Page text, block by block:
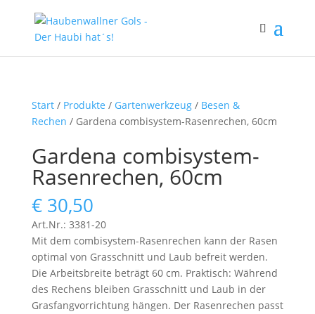
Start/ Produkte / Gartenwerkzeug/ Besen &
Rechen / Gardena combisystem-Rasenrechen, 60cm
Gardena combisystem-
Rasenrechen, 60cm
€30,50
Art.Nr.: 3381-20
Mit dem combisystem-Rasenrechen kann der Rasen
optimal von Grasschnitt und Laub befreit werden.
Die Arbeitsbreite beträgt 60 cm. Praktisch: Während
des Rechens bleiben Grasschnitt und Laub in der
Grasfangvorrichtung hängen. Der Rasenrechen passt